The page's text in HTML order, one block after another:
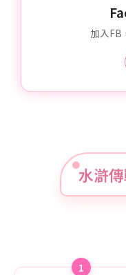
加入FB
水滸
1